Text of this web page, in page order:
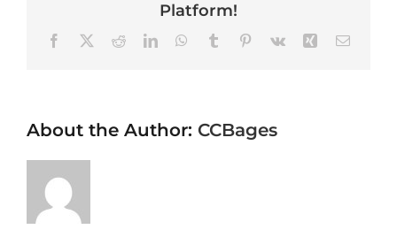
Platform!
FacebookRedditLinkedInWhatsApp
TumblrPinterest
Vk XingEmail
About the Author: CCBages